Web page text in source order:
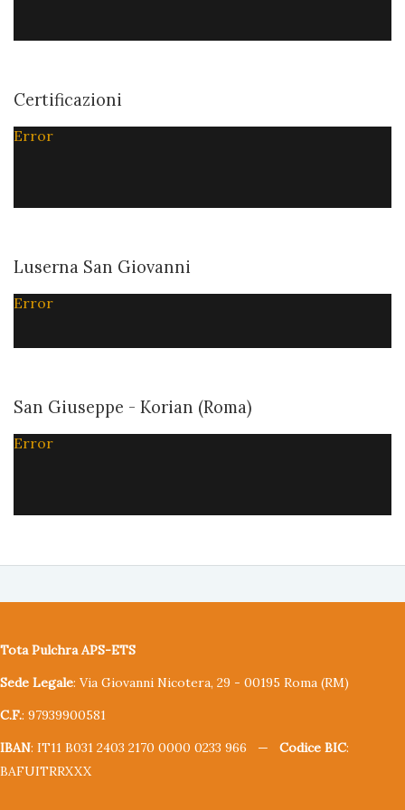
Certificazioni
Error
Luserna San Giovanni
Error
San Giuseppe - Korian (Roma)
Error
Tota Pulchra APS-ETS
Sede Legale: Via Giovanni Nicotera, 29 - 00195 Roma (RM)
C.F.: 97939900581
IBAN: IT11 B031 2403 2170 0000 0233 966 — Codice BIC:
BAFUITRRXXX